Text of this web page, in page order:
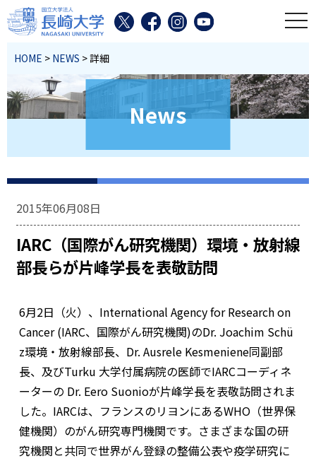
HOME > NEWS > 詳細
News
2015年06月08日
IARC（国際がん研究機関）環境・放射線
部長らが片峰学長を表敬訪問
6月2日（火）、International Agency for Research on
Cancer (IARC、国際がん研究機関)のDr. Joachim Schü
z環境・放射線部長、Dr. Ausrele Kesmeniene同副部
長、及びTurku 大学付属病院の医師でIARCコーディネ
ーターの Dr. Eero Suonioが片峰学長を表敬訪問されま
した。IARCは、フランスのリヨンにあるWHO（世界保
健機関）のがん研究専門機関です。さまざまな国の研
究機関と共同で世界がん登録の整備公表や疫学研究に